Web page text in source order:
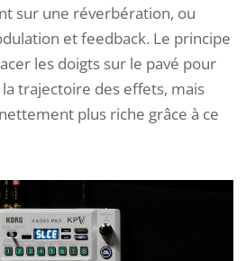
sur une réverbération, ou
et feedback. Le principe
les doigts sur le pavé pour
trajectoire des effets, mais
plus riche grâce à ce